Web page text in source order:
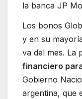
la banca JP
Los bonos
y en su
va del mes. La
financiero
Gobierno
argentina, que